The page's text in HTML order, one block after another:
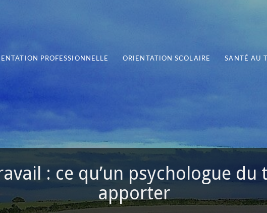
PROFESSIONNELLE ORIENTATION SCOLAIRE SANTÉ AU
: ce qu’un psychologue du
apporter